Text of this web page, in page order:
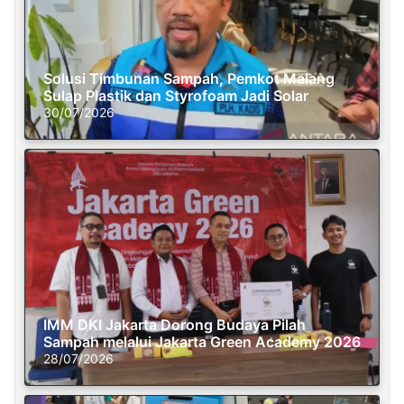
Solusi Timbunan Sampah, Pemkot Malang
Sulap Plastik dan Styrofoam Jadi Solar
30/07/2026
IMM DKI Jakarta Dorong Budaya Pilah
Sampah melalui Jakarta Green Academy 2026
28/07/2026